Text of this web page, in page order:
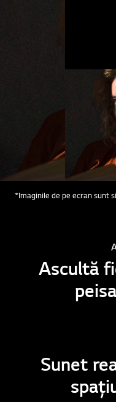
*Imaginile de pe ecran sunt
Ascultă
Sunet